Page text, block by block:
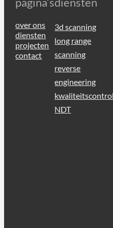
over ons
diensten
projecten
contact
3d scanning
long range
scanning
reverse
engineering
NDT